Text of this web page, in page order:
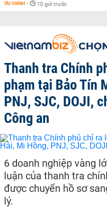
TÀI CHÍNH - 10 giờ trước
Thanh tra Chính
phạm tại Bảo Tín
PNJ, SJC, DOJI,
Công an
6 doanh nghiệp vàng
luận của thanh tra
được chuyển hồ sơ
lý.